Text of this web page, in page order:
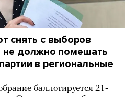
снять с выборов
не должно помешать
в региональные
баллотируется 21-